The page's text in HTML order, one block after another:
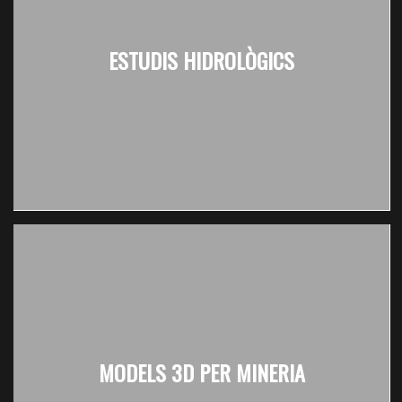
ESTUDIS HIDROLÒGICS
MODELS 3D PER MINERIA